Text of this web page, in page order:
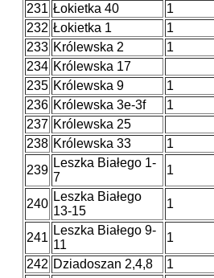
231 Łokietka 40 1
232 Łokietka 1 1
233 Królewska 2 1
234 Królewska 17
235 Królewska 9 1
236 Królewska 3e-3f 1
237 Królewska 25
238 Królewska 33 1
239
Leszka Białego 1-
7
1
240
Leszka Białego
13-15
1
241
Leszka Białego 9-
11
1
242 Dziadoszan 2,4,8 1